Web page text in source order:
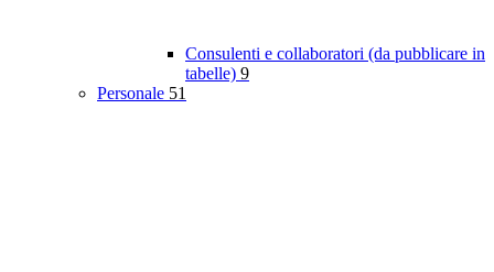
Consulenti e collaboratori (da pubblicare in
tabelle) 9
Personale 51